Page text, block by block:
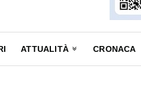
ATTUALITÀ CRONACA